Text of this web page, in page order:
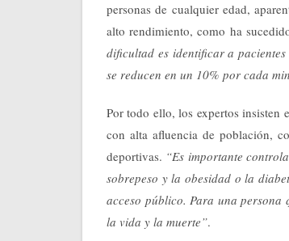
personas de cualquier edad,
alto rendimiento, como ha
dificultad es identificar a
se reducen en un 10% por cada
Por todo ello, los expertos insisten
con alta afluencia de población,
deportivas. “Es importante
sobrepeso y la obesidad o la
acceso público. Para una persona
la vida y la muerte”.